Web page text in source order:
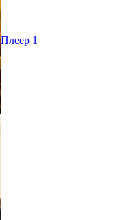
Плеер 1